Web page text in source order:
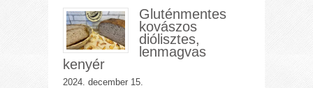
Gluténmentes
kovászos
diólisztes,
lenmagvas
kenyér
2024. december 15.